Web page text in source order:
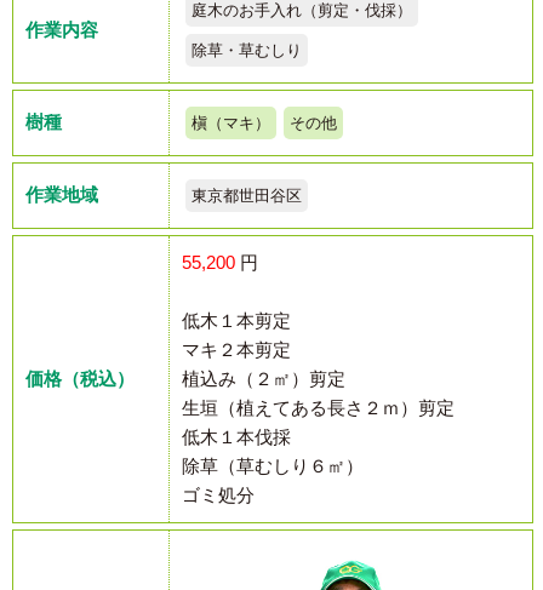
作業内容
庭木のお手入れ（剪定・伐採）
除草・草むしり
樹種 槇（マキ） その他
作業地域 東京都世田谷区
価格（税込）
55,200 円
低木１本剪定
マキ２本剪定
植込み（２㎡）剪定
生垣（植えてある長さ２ｍ）剪定
低木１本伐採
除草（草むしり６㎡）
ゴミ処分